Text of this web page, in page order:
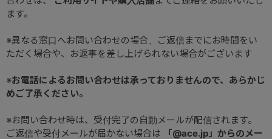
ます。
※異なる窓口へお問い合わせの場合、ご返信までにお時間をい
ただく場合や、お返事を差し上げられない場合がございます
※お電話によるお問い合わせは承っておりませんので、あらかじ
めご了承ください。
※お問い合わせ時は、受付完了の自動メールが配信されます。
ご返信や受付メールが届かない場合は
「@ace.jp」からのメー